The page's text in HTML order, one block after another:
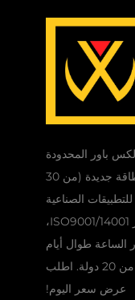
باور المحدودة
مجموعات مولدات ديزل وغاز وطاقة جديدة (من 30
للتطبيقات الصناعية
والتجارية والبحرية. معتمدة وفقًا لمعايير ISO9001/14001،
طوال أيام
الأسبوع. موثوق بها عالميًا في أكثر من 20 دولة. اطلب
عرض سعر اليوم!